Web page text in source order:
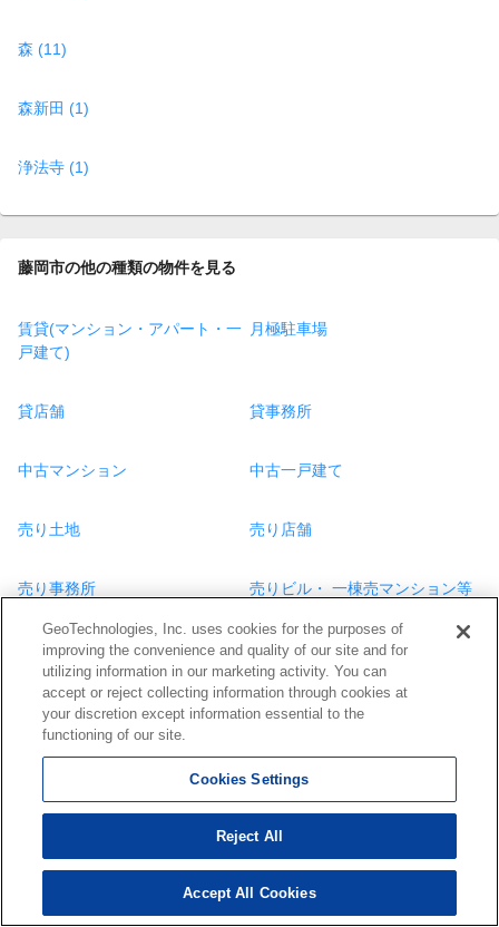
森 (11)
森新田 (1)
浄法寺 (1)
藤岡市の他の種類の物件を見る
賃貸(マンション・アパート・一
戸建て)
月極駐車場
貸店舗 貸事務所
中古マンション 中古一戸建て
売り土地 売り店舗
売り事務所 売りビル・ 一棟売マンション等
間取りから探す
ワンルーム 1K 1DK 1LDK
4DK 4LDK以上
条件から探す
カウンターキッチン
金なし オートロック 女性限定 楽器可(相談) ペット可(相談)
分譲タイプ オール電化
ロフト付き 家具付き デザイナーズ バルコニー 庭付き 駐車場
検索結果を見る
GeoTechnologies, Inc. uses cookies for the purposes of
improving the convenience and quality of our site and for
utilizing information in our marketing activity. You can
accept or reject collecting information through cookies at
your discretion except information essential to the
functioning of our site.
Cookies Settings
Reject All
Accept All Cookies